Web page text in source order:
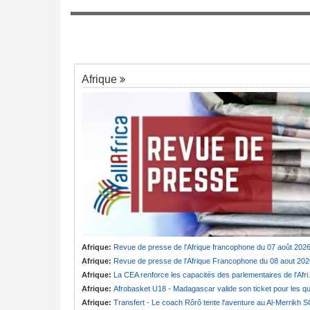
Afrique
Afrique: Revue de presse de l'Afrique francophone du 07 août 2026
Afrique: Revue de presse de l'Afrique Francophone du 08 aout
Afrique: La CEA renforce les capacités des parlementaires de l'Afrique de l'Est
Afrique: Afrobasket U18 - Madagascar valide son ticket pour les quarts
Afrique: Transfert - Le coach Rôrô tente l'aventure au Al-Merrikh